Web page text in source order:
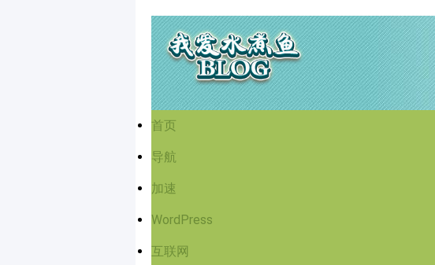
首页
导航
加速
WordPress
互联网